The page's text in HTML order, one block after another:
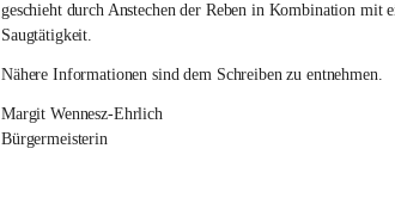
geschieht durch Anstechen der Reben in Kombination mit
Saugtätigkeit.
Nähere Informationen sind dem Schreiben zu entnehmen.
Margit Wennesz-Ehrlich
Bürgermeisterin